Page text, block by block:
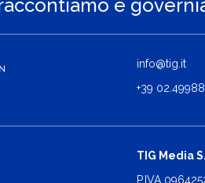
e
info@tig.it
+39
TIG Media
P.IVA